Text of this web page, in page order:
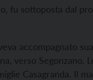
fu sottoposta dal
accompagnato
verso Segonzano.
Casagranda. Il